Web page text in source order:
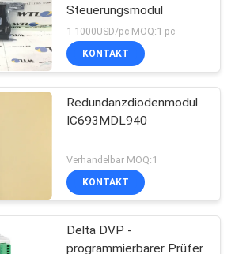
Steuerungsmodul
1-1000USD/pc MOQ:1 pc
KONTAKT
Redundanzdiodenmodul
IC693MDL940
Verhandelbar MOQ:1
KONTAKT
Delta DVP -
programmierbarer Prüfer